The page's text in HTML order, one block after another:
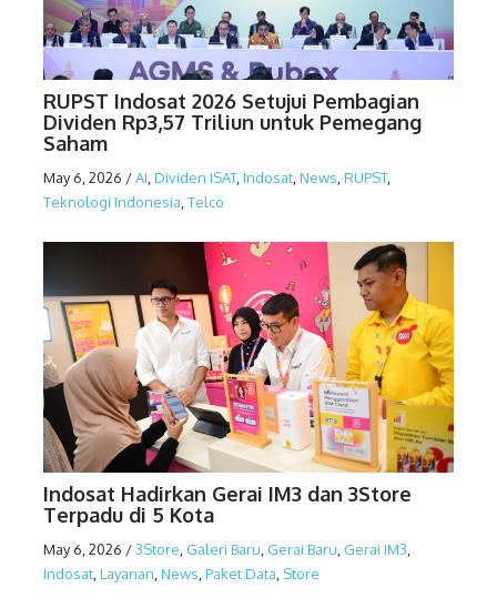
RUPST Indosat 2026 Setujui Pembagian
Dividen Rp3,57 Triliun untuk Pemegang
Saham
May 6, 2026 /AI,Dividen ISAT,Indosat,News,RUPST,
Teknologi Indonesia,Telco
Indosat Hadirkan Gerai IM3 dan 3Store
Terpadu di 5 Kota
May 6, 2026 /3Store, Galeri Baru, Gerai Baru, Gerai IM3,
Indosat,Layanan,News,Paket Data, Store